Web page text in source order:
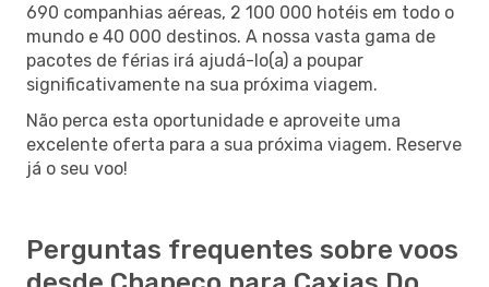
690 companhias aéreas, 2 100 000 hotéis em todo o
mundo e 40 000 destinos. A nossa vasta gama de
pacotes de férias irá ajudá-lo(a) a poupar
significativamente na sua próxima viagem.
Não perca esta oportunidade e aproveite uma
excelente oferta para a sua próxima viagem. Reserve
já o seu voo!
Perguntas frequentes sobre voos